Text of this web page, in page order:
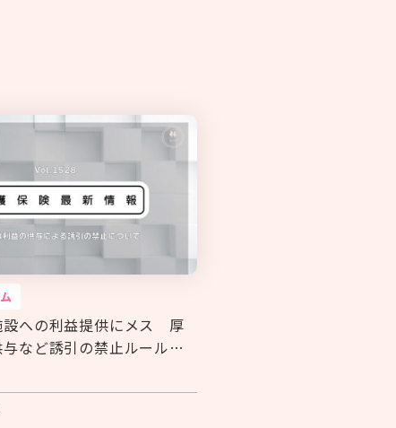
設への利益提供にメス 厚
など誘引の禁止ルール明